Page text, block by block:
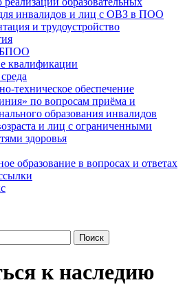
инвалидов и лиц с ОВЗ в ПОО
и трудоустройство
БПОО
квалификации
техническое обеспечение
по вопросам приёма и
образования инвалидов
и лиц с ограниченными
здоровья
образование в вопросах и ответах
к наследию